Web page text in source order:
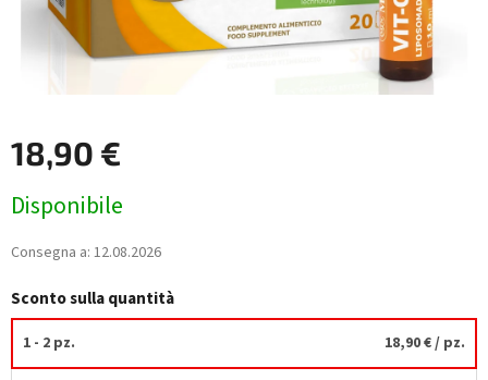
18,90 €
della
Disponibile
Consegna a: 12.08.2026
Sconto sulla quantità
1 - 2 pz. 18,90 €/ pz.